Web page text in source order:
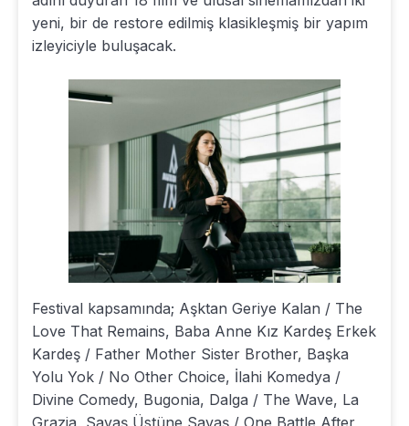
yeni, bir de restore edilmiş klasikleşmiş bir yapım
izleyiciyle buluşacak.
Festival kapsamında; Aşktan Geriye Kalan / The
Love That Remains, Baba Anne Kız Kardeş Erkek
Kardeş / Father Mother Sister Brother, Başka
Yolu Yok / No Other Choice, İlahi Komedya /
Divine Comedy, Bugonia, Dalga / The Wave, La
Grazia, Savaş Üstüne Savaş / One Battle After